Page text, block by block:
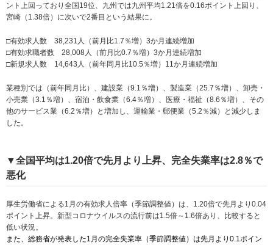
ント上回っており全国19位、九州では九州平均1.21倍を0.16ポイント上回り、
宮崎（1.38倍）に次いで2番目という結果に。
□有効求人数 38,231人（前月比1.7％増）3か月連続増加
□有効求職者数 28,008人（前月比0.7％増）3か月連続増加
□新規求人数 14,643人（前年同月比10.5％増）11か月連続増加
業種別では（前年同月比）、建設業（9.1％増）、製造業（25.7％増）、卸売・
小売業（3.1％増）、宿泊・飲食業（6.4％増）、医療・福祉（8.6％増）、その
他のサービス業（6.2％増）と増加し、運輸業・郵便業（5.2％減）と減少しま
した。
▼全国平均は1.20倍で先月より上昇、完全失業率は2.8％で
悪化
厚生労働省による1月の有効求人倍率（季節調整値）は、1.20倍で先月より0.04
ポイント上昇。新型コロナウイルスの流行前は1.5倍～1.6倍あり、比較すると
低い状況。
また、総務省が発表した1月の完全失業率（季節調整値）は先月より0.1ポイン